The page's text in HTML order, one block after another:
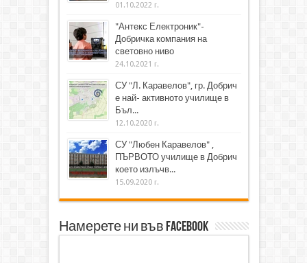
01.10.2022 г.
"Антекс Електроник"-
Добричка компания на
световно ниво
24.10.2021 г.
СУ "Л. Каравелов", гр. Добрич
е най- активното училище в
Бъл...
12.10.2020 г.
СУ "Любен Каравелов" ,
ПЪРВОТО училище в Добрич
което излъчв...
15.09.2020 г.
Намерете ни във Facebook